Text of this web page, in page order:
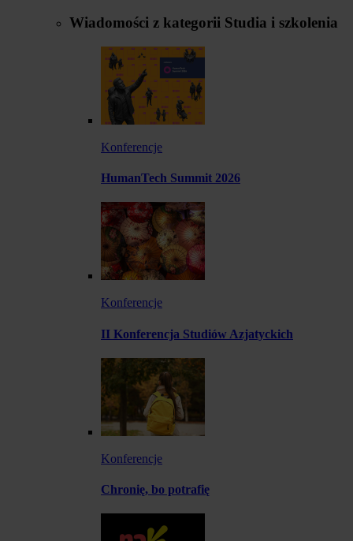
Wiadomości z kategorii Studia i szkolenia
Konferencje
HumanTech Summit 2026
Konferencje
II Konferencja Studiów Azjatyckich
Konferencje
Chronię, bo potrafię